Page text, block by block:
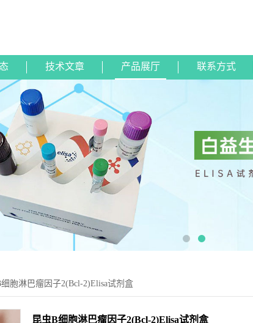
技术文章 产品展厅 联系方式
细胞淋巴瘤因子2(Bcl-2)Elisa试剂盒
昆虫B细胞淋巴瘤因子2(Bcl-2)Elisa试剂盒